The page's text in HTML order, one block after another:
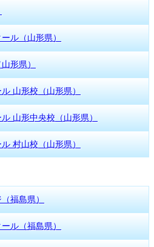
ル（山形県）
形県）
山形校（山形県）
山形中央校（山形県）
村山校（山形県）
福島県）
ル（福島県）